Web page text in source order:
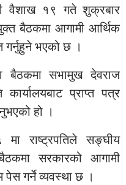
वैशाख १९ गते शुक्रबार
बैठकमा आगामी आर्थिक
गर्नुहुने भएको छ ।
बैठकमा सभामुख देवराज
कार्यालयबाट प्राप्त पत्र
हो ।
मा राष्ट्रपतिले सङ्घीय
सरकारको आगामी
पेस गर्ने व्यवस्था छ ।